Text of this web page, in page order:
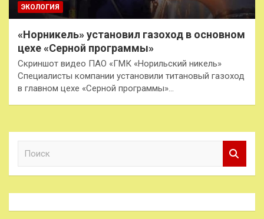
ЭКОЛОГИЯ
«Норникель» установил газоход в основном
цехе «Серной программы»
Скриншот видео ПАО «ГМК «Норильский никель»
Специалисты компании установили титановый газоход
в главном цехе «Серной программы»…
к